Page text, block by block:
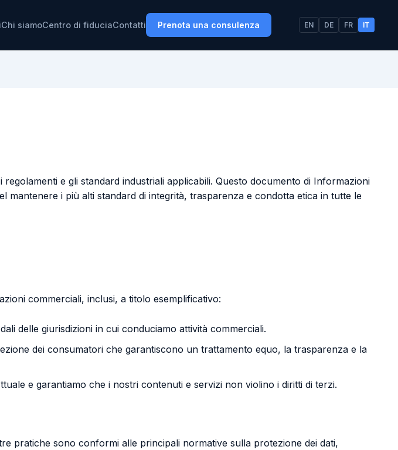
Chi siamoCentro di fiduciaContatti Prenota una consulenza EN DE FR IT
e gli standard industriali applicabili. Questo documento di Informazioni
i più alti standard di integrità, trasparenza e condotta etica in tutte le
commerciali, inclusi, a titolo esemplificativo:
delle giurisdizioni in cui conduciamo attività commerciali.
dei consumatori che garantiscono un trattamento equo, la trasparenza e la
e garantiamo che i nostri contenuti e servizi non violino i diritti di terzi.
pratiche sono conformi alle principali normative sulla protezione dei dati,